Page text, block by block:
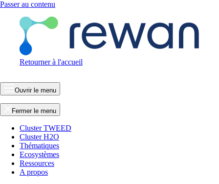
Passer au contenu
Retourner à l'accueil
Ouvrir le menu
Fermer le menu
Cluster TWEED
Cluster H2O
Thématiques
Ecosystèmes
Ressources
A propos